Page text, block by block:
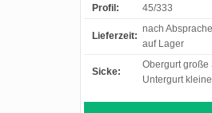
Profil: 45/333
Lieferzeit:
nach
auf Lager
Sicke:
Obergurt große
Untergurt